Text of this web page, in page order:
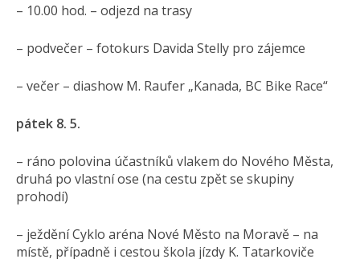
– 10.00 hod. – odjezd na trasy
– podvečer – fotokurs Davida Stelly pro zájemce
– večer – diashow M. Raufer „Kanada, BC Bike Race“
pátek 8. 5.
– ráno polovina účastníků vlakem do Nového Města,
druhá po vlastní ose (na cestu zpět se skupiny
prohodí)
– ježdění Cyklo aréna Nové Město na Moravě – na
místě, případně i cestou škola jízdy K. Tatarkoviče